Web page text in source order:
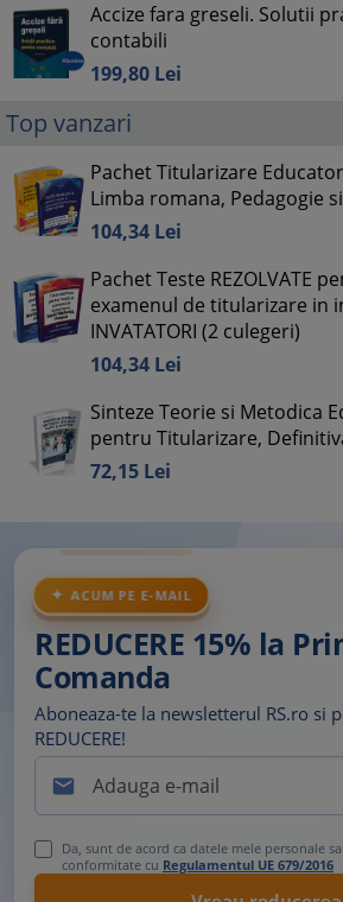
Accize fara greseli. Solutii
contabili
199,80 Lei
Top vanzari
Pachet Titularizare
Limba romana, Pedagogie
104,34 Lei
Pachet Teste REZOLVATE
examenul de titularizare in
INVATATORI (2 culegeri)
104,34 Lei
Sinteze Teorie si Metodica
pentru Titularizare,
72,15 Lei
ACUM PE E-MAIL
REDUCERE 15% la
Comanda
Aboneaza-te la newsletterul RS.ro si
REDUCERE!

Da, sunt de acord ca datele mele personale
conformitate cu Regulamentul UE 679/2016